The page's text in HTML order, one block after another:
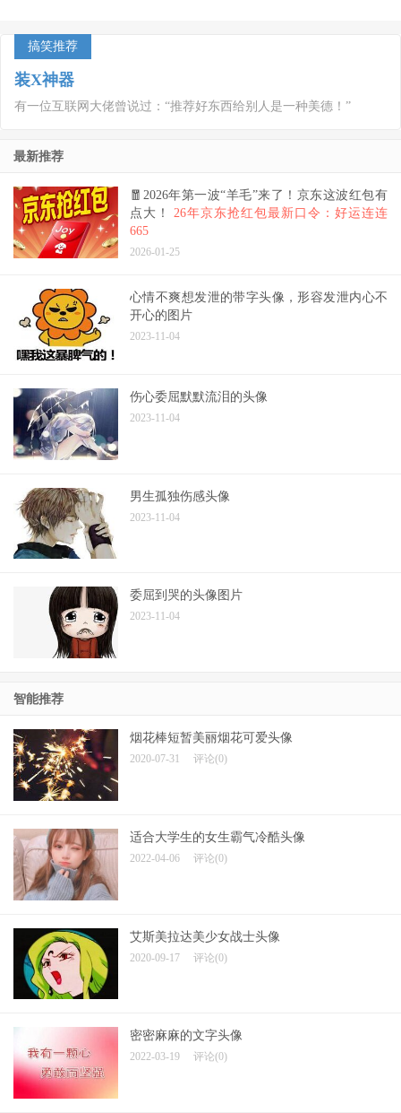
搞笑推荐
装X神器
有一位互联网大佬曾说过：“推荐好东西给别人是一种美德！”
最新推荐
🧧2026年第一波“羊毛”来了！京东这波红包有
点大！ 26年京东抢红包最新口令：好运连连
665
2026-01-25
心情不爽想发泄的带字头像，形容发泄内心不
开心的图片
2023-11-04
伤心委屈默默流泪的头像
2023-11-04
男生孤独伤感头像
2023-11-04
委屈到哭的头像图片
2023-11-04
智能推荐
烟花棒短暂美丽烟花可爱头像
2020-07-31 评论(0)
适合大学生的女生霸气冷酷头像
2022-04-06 评论(0)
艾斯美拉达美少女战士头像
2020-09-17 评论(0)
密密麻麻的文字头像
2022-03-19 评论(0)